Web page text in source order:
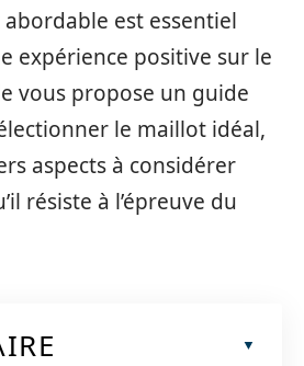
est essentiel
expérience positive sur le
vous propose un guide
le maillot idéal,
aspects à considérer
résiste à l’épreuve du